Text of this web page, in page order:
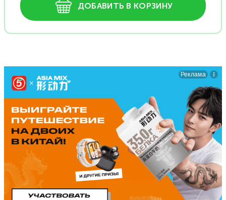
ДОБАВИТЬ В КОРЗИНУ